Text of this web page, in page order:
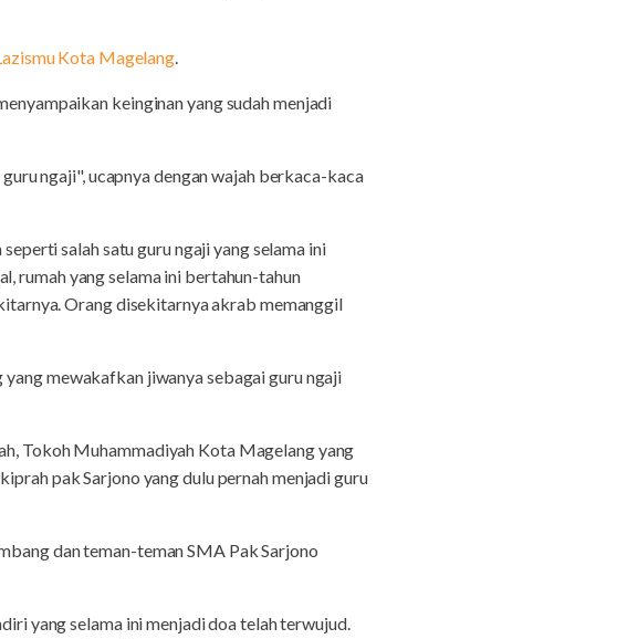
Kota Magelang.
keinginan yang sudah menjadi
ngaji", ucapnya dengan wajah berkaca-kaca
salah satu guru ngaji yang selama ini
rumah yang selama ini bertahun-tahun
Orang disekitarnya akrab memanggil
yang mewakafkan jiwanya sebagai guru ngaji
Tokoh Muhammadiyah Kota Magelang yang
pak Sarjono yang dulu pernah menjadi guru
dan teman-teman SMA Pak Sarjono
yang selama ini menjadi doa telah terwujud.